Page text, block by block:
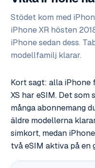
Stödet kom med
iPhone XR hösten
iPhone sedan dess.
modellfamilj klarar.
Kort sagt: alla iPhone
XS har eSIM. Det
många abonnemang
äldre modellerna
simkort, medan
två eSIM aktiva på en